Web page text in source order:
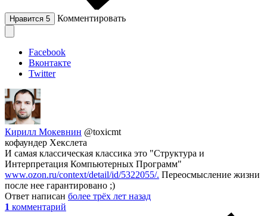
Нравится 5 Комментировать
Facebook
Вконтакте
Twitter
Кирилл Мокевнин @toxicmt
кофаундер Хекслета
И самая классическая классика это "Структура и
Интерпретация Компьютерных Программ"
www.ozon.ru/context/detail/id/5322055/. Переосмысление жизни
после нее гарантировано ;)
Ответ написан более трёх лет назад
1 комментарий